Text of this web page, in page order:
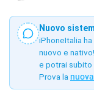
Nuovo
iPhoneItalia
nuovo e
e potrai subito
Prova la